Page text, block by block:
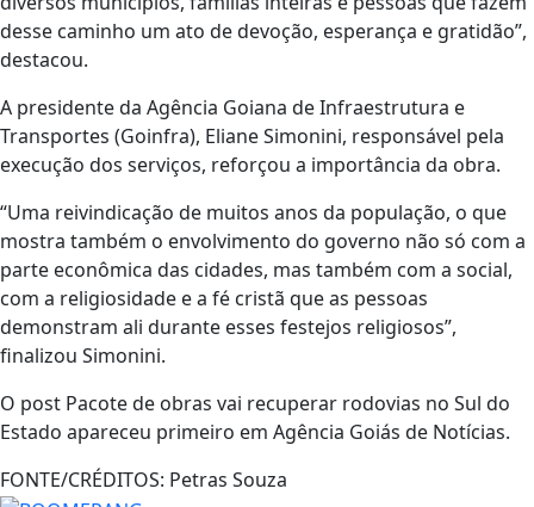
desse caminho um ato de devoção, esperança e gratidão”,
destacou.
A presidente da Agência Goiana de Infraestrutura e
Transportes (Goinfra), Eliane Simonini, responsável pela
execução dos serviços, reforçou a importância da obra.
“Uma reivindicação de muitos anos da população, o que
mostra também o envolvimento do governo não só com a
parte econômica das cidades, mas também com a social,
com a religiosidade e a fé cristã que as pessoas
demonstram ali durante esses festejos religiosos”,
finalizou Simonini.
O post Pacote de obras vai recuperar rodovias no Sul do
Estado apareceu primeiro em Agência Goiás de Notícias.
FONTE/CRÉDITOS: Petras Souza